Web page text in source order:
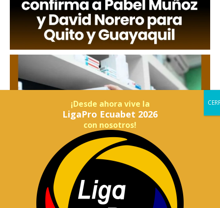
¡Desde ahora vive la
LigaPro Ecuabet 2026
con nosotros!